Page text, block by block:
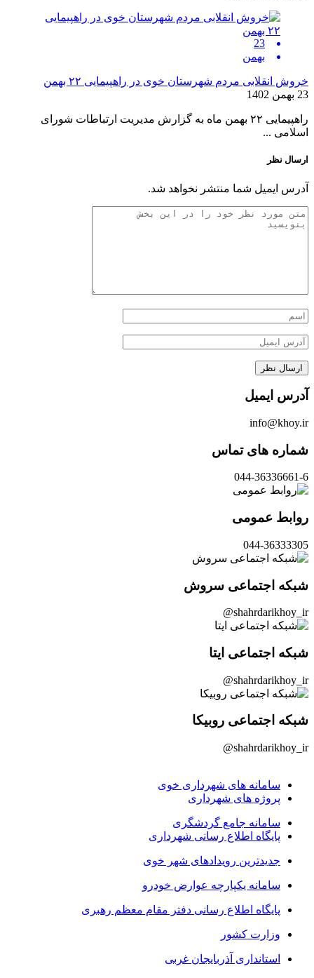
23
بهمن
خروش انقلابی مردم شهرستان خوی در راهپیمایی ۲۲ بهمن
23 بهمن 1402
راهپیمایی ۲۲ بهمن ماه به گزارش مدیریت ارتباطات شورای
اسلامی ...
ارسال نظر
آدرس ایمیل شما منتشر نخواهد شد.
آدرس ایمیل
info@khoy.ir
شماره های تماس
044-36336661-6
روابط عمومی
044-36333305
شبکه اجتماعی سروش
shahrdarikhoy_ir@
شبکه اجتماعی ایتا
shahrdarikhoy_ir@
شبکه اجتماعی روبیکا
shahrdarikhoy_ir@
سامانه های شهرداری خوی
پروژه های شهرداری
سامانه جامع گردشگری
پایگاه اطلاع رسانی شهرداری
جدیدترین رویدادهای شهر خوی
سامانه یکپارچه عوارض خودرو
پایگاه اطلاع رسانی دفتر مقام معظم رهبری
وزارت کشور
استانداری آذربایجان غربی